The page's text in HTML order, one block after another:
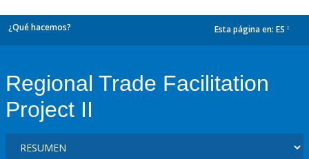
¿Qué hacemos? Esta página en: ES
Regional Trade Facilitation
Project II